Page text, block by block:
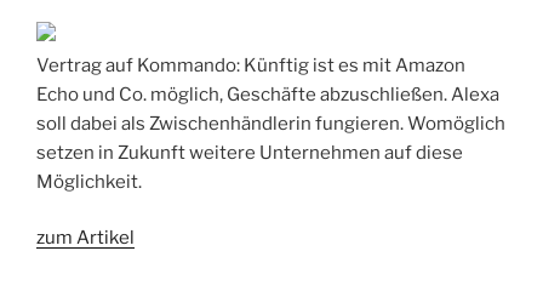
Vertrag auf Kommando: Künftig ist es mit Amazon
Echo und Co. möglich, Geschäfte abzuschließen. Alexa
soll dabei als Zwischenhändlerin fungieren. Womöglich
setzen in Zukunft weitere Unternehmen auf diese
Möglichkeit.
zum Artikel